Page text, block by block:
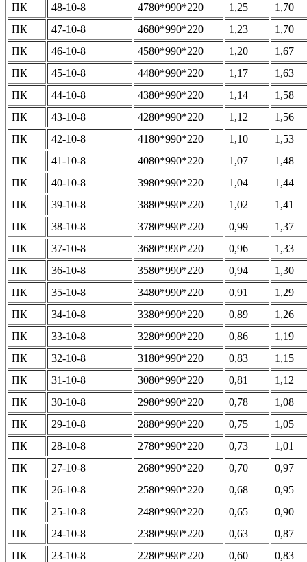
ПК
48-10-8 4780*990*220 1,25
1,70
ПК
47-10-8 4680*990*220 1,23
1,70
ПК
46-10-8 4580*990*220 1,20
1,67
ПК
45-10-8 4480*990*220 1,17
1,63
ПК
44-10-8 4380*990*220 1,14
1,58
ПК
43-10-8 4280*990*220 1,12
1,56
ПК
42-10-8 4180*990*220 1,10
1,53
ПК
41-10-8 4080*990*220 1,07
1,48
ПК
40-10-8 3980*990*220 1,04
1,44
ПК
39-10-8 3880*990*220 1,02
1,41
ПК
38-10-8 3780*990*220 0,99
1,37
ПК
37-10-8 3680*990*220 0,96
1,33
ПК
36-10-8 3580*990*220 0,94
1,30
ПК
35-10-8 3480*990*220 0,91
1,29
ПК
34-10-8 3380*990*220 0,89
1,26
ПК
33-10-8 3280*990*220 0,86
1,19
ПК
32-10-8 3180*990*220 0,83
1,15
ПК
31-10-8 3080*990*220 0,81
1,12
ПК
30-10-8 2980*990*220 0,78
1,08
ПК
29-10-8 2880*990*220 0,75
1,05
ПК
28-10-8 2780*990*220 0,73
1,01
ПК
27-10-8 2680*990*220 0,70
0,97
ПК
26-10-8 2580*990*220 0,68
0,95
ПК
25-10-8 2480*990*220 0,65
0,90
ПК
24-10-8 2380*990*220 0,63
0,87
ПК
23-10-8 2280*990*220 0,60
0,83